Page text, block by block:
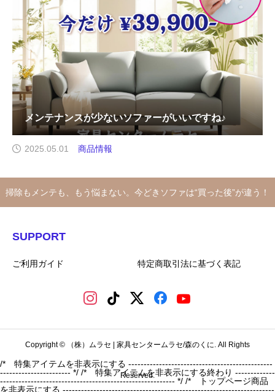
メンテナンスが少ないソファーがいいですね♪
2025.05.01 商品情報
掃除もメンテも、もう悩まない。今どきソファは“買った後”が違う！
SUPPORT
ご利用ガイド 特定商取引法に基づく表記
Copyright © （株）ムラセ | 家具センタームラセ/森のくに. All Rights
Reserved.
/* 特集アイテムを非表示にする -----------------------------------------------
----------------------- */ /* 特集アイテムを非表示にする終わり -------------
--------------------------------------------------------- */ /* トップページ商品
を非表示にする ---------------------------------------------------------------------